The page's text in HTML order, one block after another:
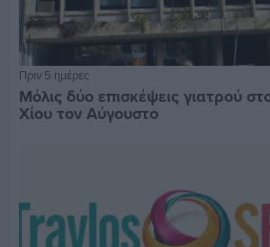
Πριν 5 ημέρες
Μόλις δύο επισκέψεις γιατρού
Χίου τον Αύγουστο